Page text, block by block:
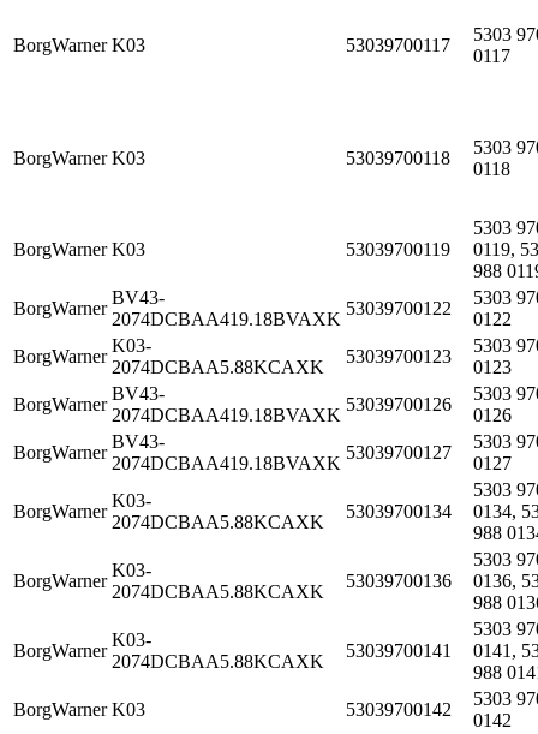
BorgWarner K03 53039700117
5303
0117
BorgWarner K03 53039700118
5303
0118
BorgWarner K03 53039700119
5303
0119,
988
BorgWarner
BV43-
2074DCBAA419.18BVAXK
53039700122
5303
0122
BorgWarner
K03-
2074DCBAA5.88KCAXK
53039700123
5303
0123
BorgWarner
BV43-
2074DCBAA419.18BVAXK
53039700126
5303
0126
BorgWarner
BV43-
2074DCBAA419.18BVAXK
53039700127
5303
0127
BorgWarner
K03-
2074DCBAA5.88KCAXK
53039700134
5303
0134,
988
BorgWarner
K03-
2074DCBAA5.88KCAXK
53039700136
5303
0136,
988
BorgWarner
K03-
2074DCBAA5.88KCAXK
53039700141
5303
0141,
988
BorgWarner K03 53039700142
5303
0142